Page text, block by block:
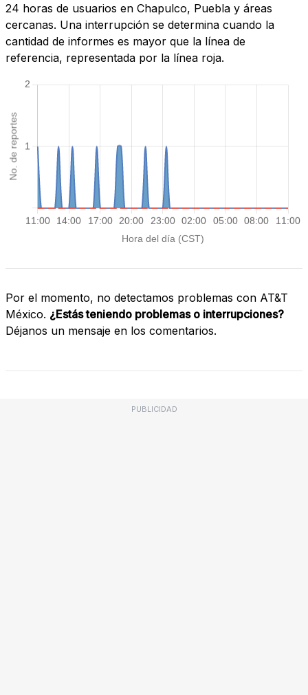
24 horas de usuarios en Chapulco, Puebla y áreas
cercanas. Una interrupción se determina cuando la
cantidad de informes es mayor que la línea de
referencia, representada por la línea roja.
Por el momento, no detectamos problemas con AT&T
México. ¿Estás teniendo problemas o interrupciones?
Déjanos un mensaje en los comentarios.
PUBLICIDAD